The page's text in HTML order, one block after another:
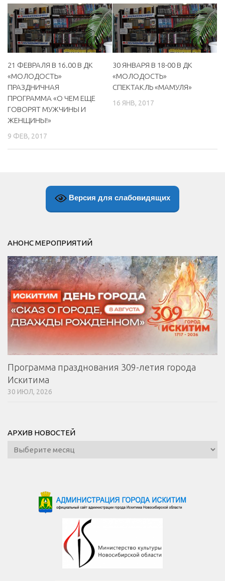
21 ФЕВРАЛЯ В 16.00 В ДК
«МОЛОДОСТЬ»
ПРАЗДНИЧНАЯ
ПРОГРАММА «О ЧЕМ ЕЩЕ
ГОВОРЯТ МУЖЧИНЫ И
ЖЕНЩИНЫ!»
9 ФЕВ, 2017
30 ЯНВАРЯ В 18-00 В ДК
«МОЛОДОСТЬ»
СПЕКТАКЛЬ «МАМУЛЯ»
16 ЯНВ, 2017
Версия для слабовидящих
АНОНС МЕРОПРИЯТИЙ
Программа празднования 309-летия города
Искитима
30 ИЮЛ, 2026
АРХИВ НОВОСТЕЙ
Архив
новостей